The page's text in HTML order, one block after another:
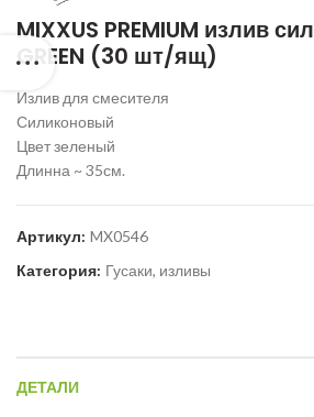
MIXXUS PREMIUM излив
GREEN (30 шт/ящ)
Излив для смесителя
Силиконовый
Цвет зеленый
Длинна ~ 35см.
Артикул: MX0546
Категория: Гусаки, изливы
ДЕТАЛИ